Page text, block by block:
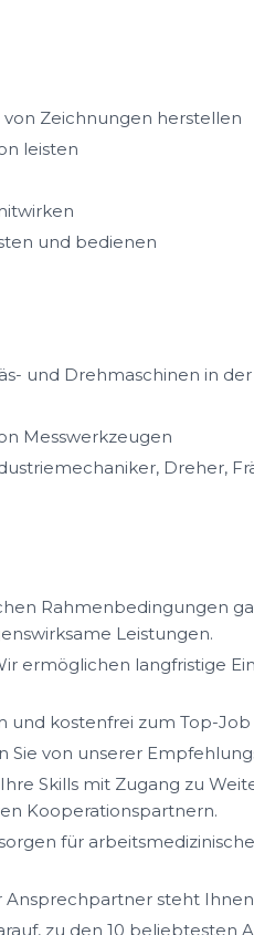
Zeichnungen herstellen
leisten
und bedienen
und Drehmaschinen in
Messwerkzeugen
Dreher,
Rahmenbedingungen
Leistungen.
ermöglichen langfristige
und kostenfrei zum Top-
Sie von unserer
Skills mit Zugang zu
Kooperationspartnern.
für
Ansprechpartner steht
zu den 10